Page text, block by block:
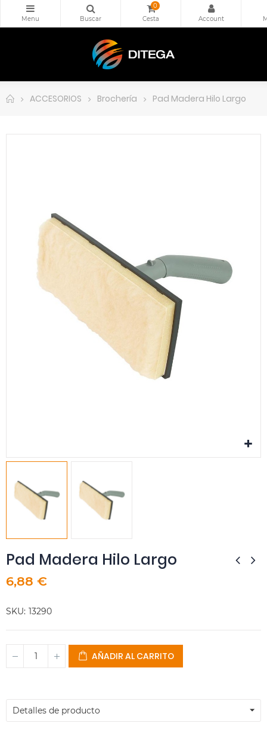
0
ACCESORIOS Brochería Pad Madera Hilo Largo
Pad Madera Hilo Largo
6,88 €
SKU 13290
AÑADIR AL CARRITO
Detalles de producto